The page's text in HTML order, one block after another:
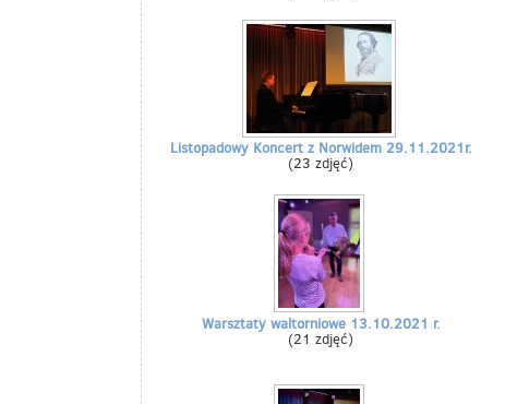
Listopadowy Koncert z Norwidem 29.11.2021r.
(23 zdjęć)
Warsztaty waltorniowe 13.10.2021 r.
(21 zdjęć)